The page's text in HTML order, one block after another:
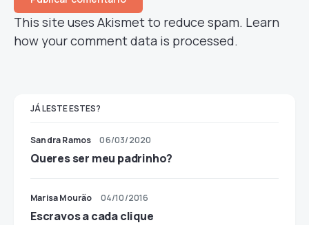
This site uses Akismet to reduce spam. Learn
how your comment data is processed.
JÁ LESTE ESTES?
Sandra Ramos 06/03/2020
Queres ser meu padrinho?
Marisa Mourão 04/10/2016
Escravos a cada clique